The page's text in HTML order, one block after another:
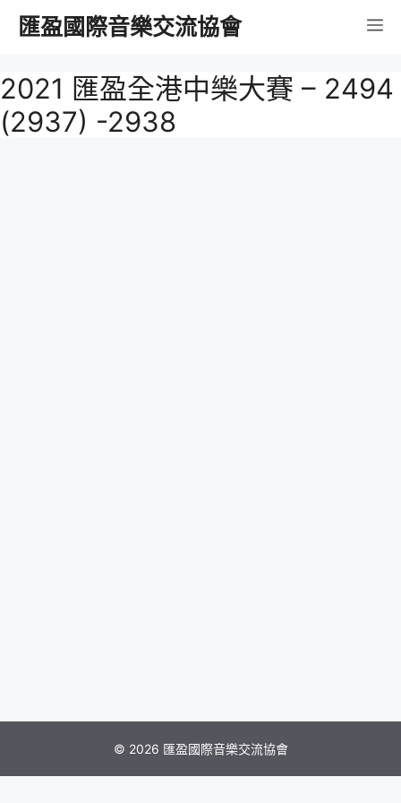
容
匯盈國際音樂交流協會 選
單
2021 匯盈全港中樂大賽 – 2494
(2937) -2938
© 2026 匯盈國際音樂交流協會